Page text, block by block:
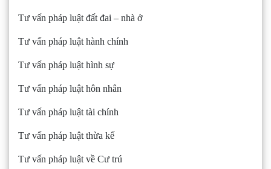
Tư vấn pháp luật đất đai – nhà ở
Tư vấn pháp luật hành chính
Tư vấn pháp luật hình sự
Tư vấn pháp luật hôn nhân
Tư vấn pháp luật tài chính
Tư vấn pháp luật thừa kế
Tư vấn pháp luật về Cư trú